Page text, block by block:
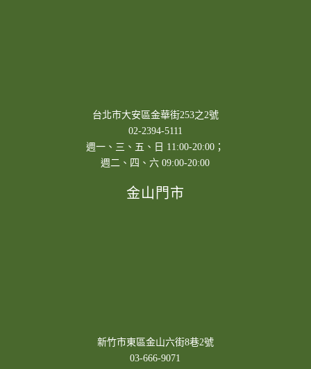
台北市大安區金華街253之2號
02-2394-5111
週一、三、五、日 11:00-20:00；
週二、四、六 09:00-20:00
金山門市
新竹市東區金山六街8巷2號
03-666-9071